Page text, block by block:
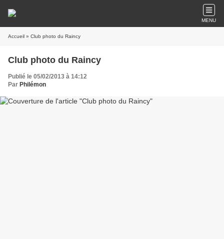
MENU
Accueil » Club photo du Raincy
Club photo du Raincy
Publié le 05/02/2013 à 14:12
Par Philémon